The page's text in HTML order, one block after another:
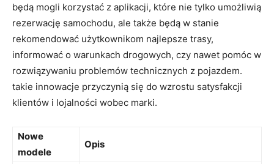
będą mogli korzystać z aplikacji, które nie tylko umożliwią
rezerwację samochodu, ale także będą w stanie
rekomendować użytkownikom najlepsze trasy,
informować o warunkach drogowych, czy nawet pomóc w
rozwiązywaniu problemów technicznych z pojazdem.
takie innowacje przyczynią się do wzrostu satysfakcji
klientów i lojalności wobec marki.
Nowe
modele
Opis